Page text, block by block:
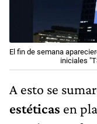
El fin de semana
iniciales
A esto se
estéticas en